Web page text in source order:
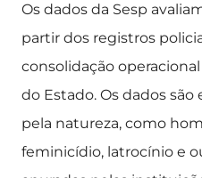
Os dados da Sesp
partir dos registros
consolidação
do Estado. Os dados
pela natureza, como
feminicídio, latrocínio e